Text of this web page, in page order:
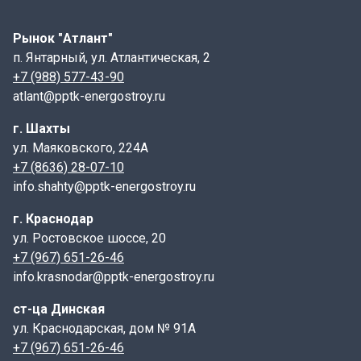
коммуникаций в каналах экономически обоснована и
удобна в обслуживании. Для ремонта достаточно
вскрыть канал.
6 варьируется от 0,5 до 6 метров. На большой глубине
плиты подвергаются высоким нагрузкам, поэтому
важно соблюдать технологию производства. Плиты
не предназначены для перекрытий зданий.
Герметичность канала критична для защиты
коммуникаций от внешних воздействий, таких как
обвалы, грунтовые воды, температурные колебания.
Днище укладывается на подготовленное щебёночно-
Маркировка и контроль качества:
Рынок "Атлант"
п. Янтарный, ул. Атлантическая, 2
+7 (988) 577-43-90
atlant@pptk-energostroy.ru
г. Шахты
ул. Маяковского, 224А
+7 (8636) 28-07-10
info.shahty@pptk-energostroy.ru
г. Краснодар
ул. Ростовское шоссе, 20
+7 (967) 651-26-46
info.krasnodar@pptk-energostroy.ru
ст-ца Динская
ул. Краснодарская, дом № 91А
+7 (967) 651-26-46